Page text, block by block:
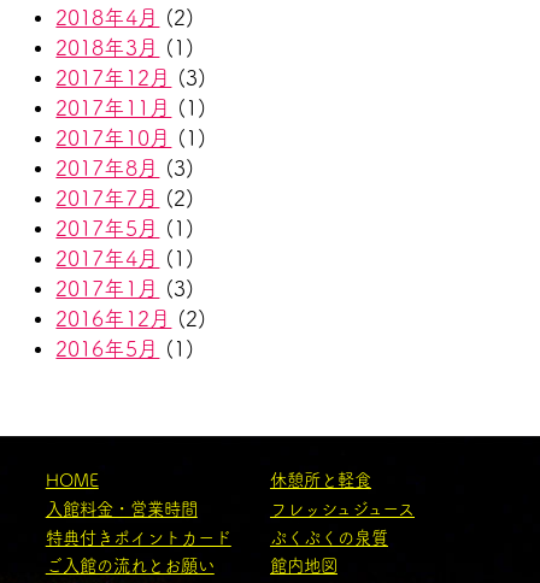
2018年4月
(2)
2018年3月
(1)
2017年12月
(3)
2017年11月
(1)
2017年10月
(1)
2017年8月
(3)
2017年7月
(2)
2017年5月
(1)
2017年4月
(1)
2017年1月
(3)
2016年12月
(2)
2016年5月
(1)
HOME
入館料金・営業時間
特典付きポイントカード
ご入館の流れとお願い
休憩所と軽食
フレッシュジュース
ぷくぷくの泉質
館内地図